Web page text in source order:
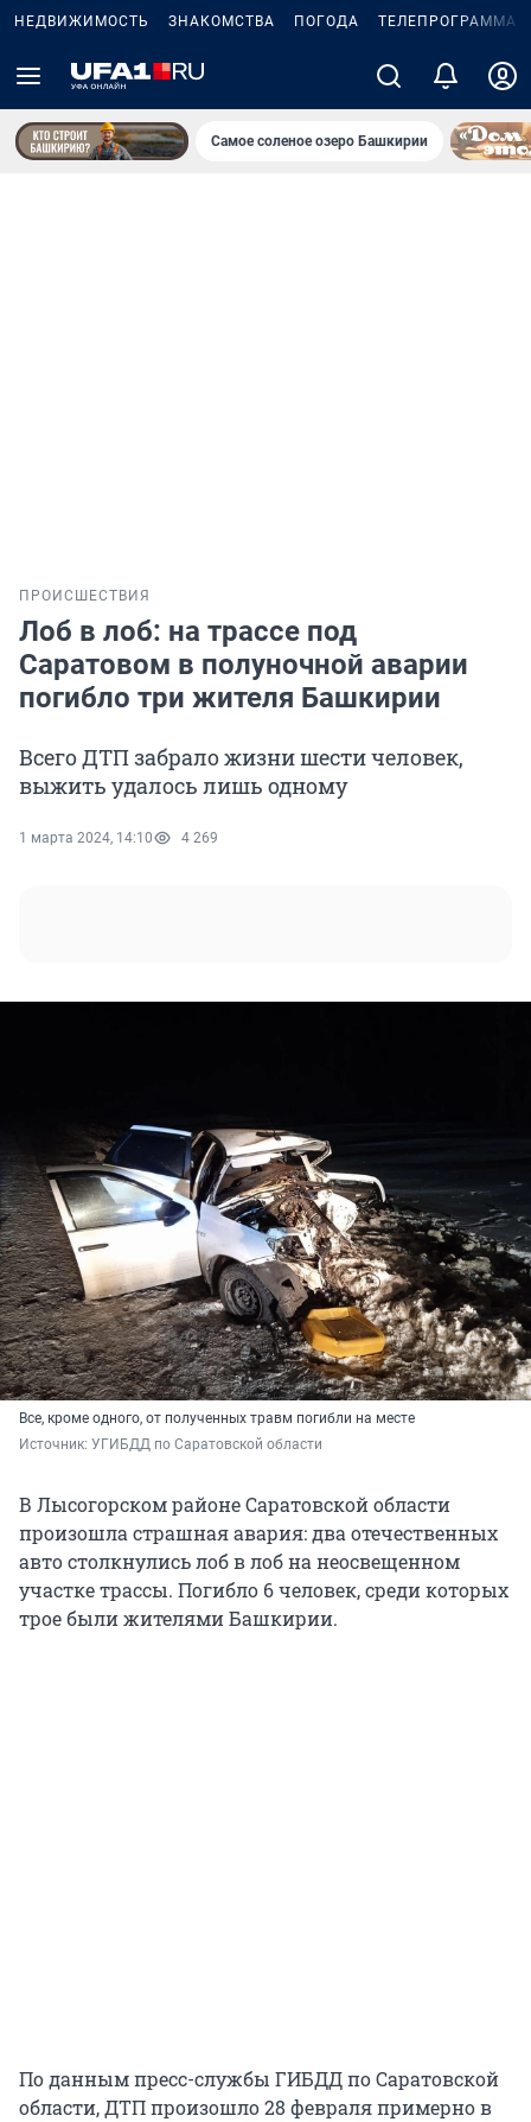
НЕДВИЖИМОСТЬ ЗНАКОМСТВА ПОГОДА ТЕЛЕПРОГРАММА
Самое соленое озеро Башкирии
ПРОИСШЕСТВИЯ
Лоб в лоб: на трассе под
Саратовом в полуночной аварии
погибло три жителя Башкирии
Всего ДТП забрало жизни шести человек,
выжить удалось лишь одному
1 марта 2024, 14:10 4 269
Все, кроме одного, от полученных травм погибли на месте
Источник: УГИБДД по Саратовской области
В Лысогорском районе Саратовской области
произошла страшная авария: два отечественных
авто столкнулись лоб в лоб на неосвещенном
участке трассы. Погибло 6 человек, среди которых
трое были жителями Башкирии.
По данным пресс-службы ГИБДД по Саратовской
области, ДТП произошло 28 февраля примерно в